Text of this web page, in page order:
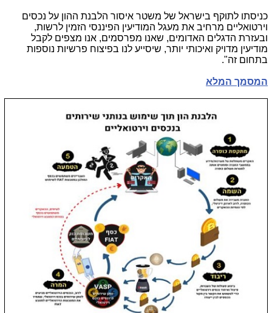
כניסתו לתוקף בישראל של משטר איסור הלבנת ההון על נכסים
וירטואליים מרחיב את מעגל המודיעין הפיננסי הזמין לרשות,
ובעזרת הדגלים האדומים, שאנו מפרסמים, אנו מצפים לקבל
מודיעין מדויק ואיכותי יותר, שיסייע לנו בפיצוח פרשיות נוספות
בתחום זה"
.
המסמך המלא